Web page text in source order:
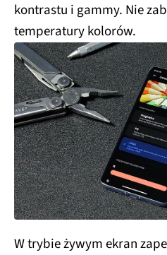
kontrastu i gammy. Nie
temperatury kolorów.
W trybie żywym ekran